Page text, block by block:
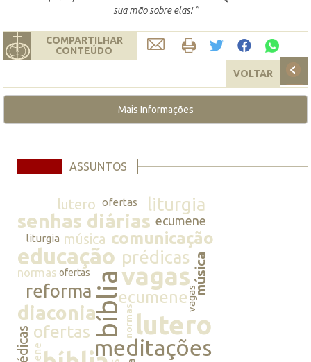
sua mão sobre elas! ”
COMPARTILHAR
CONTEÚDO
VOLTAR
Mais Informações
ASSUNTOS
lutero ofertas liturgia
senhas diárias ecumene
liturgia música comunicação
educação prédicasmúsica
normas ofertasbíbliavagas
reforma
diaconia
ecumenevagas
prédicas ofertas normaslutero
meditações